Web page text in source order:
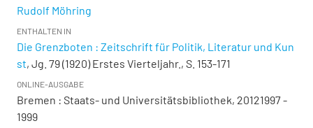
Rudolf Möhring
ENTHALTEN IN
Die Grenzboten : Zeitschrift für Politik, Literatur und Kun
st, Jg. 79 (1920) Erstes Vierteljahr., S. 153-171
ONLINE-AUSGABE
Bremen : Staats- und Universitätsbibliothek, 20121997 -
1999